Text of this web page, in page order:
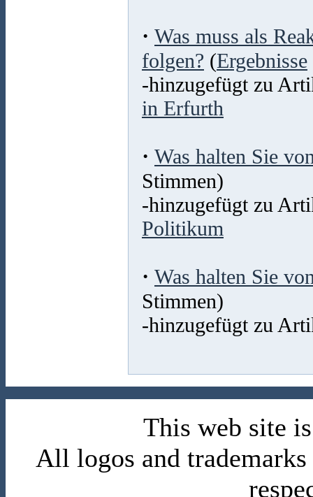
· Was muss als
folgen? (Ergebnisse
-hinzugefügt zu
in Erfurth
· Was halten Sie
Stimmen)
-hinzugefügt zu
Politikum
· Was halten Sie
Stimmen)
-hinzugefügt zu
This web site
All logos and